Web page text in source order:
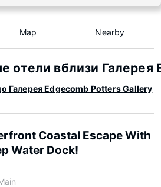
Map Nearby
отели вблизи Галерея
Галерея Edgecomb Potters Gallery
Coastal Escape With
Water Dock!